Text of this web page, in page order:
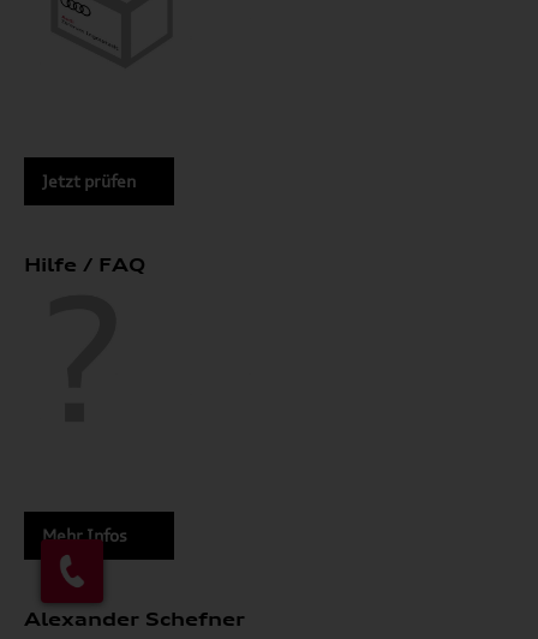
Jetzt prüfen
Hilfe / FAQ
Mehr Infos
Alexander Schefner